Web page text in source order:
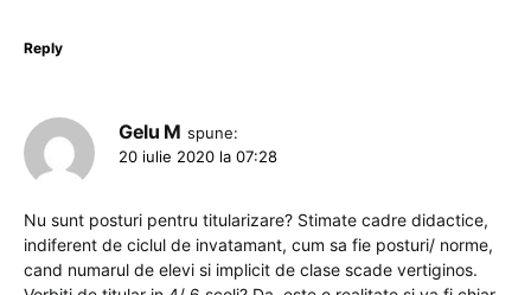
Reply
Gelu M spune:
20 iulie 2020 la 07:28
Nu sunt posturi pentru titularizare? Stimate cadre didactice,
indiferent de ciclul de invatamant, cum sa fie posturi/ norme,
cand numarul de elevi si implicit de clase scade vertiginos.